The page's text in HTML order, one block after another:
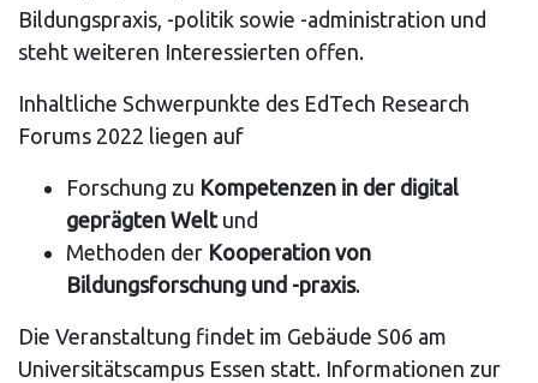
Bildungspraxis, -politik sowie -administration und
steht weiteren Interessierten offen.
Inhaltliche Schwerpunkte des EdTech Research
Forums 2022 liegen auf
Forschung zu Kompetenzen in der digital
geprägten Welt und
Methoden der Kooperation von
Bildungsforschung und -praxis.
Die Veranstaltung findet im Gebäude S06 am
Universitätscampus Essen statt. Informationen zur